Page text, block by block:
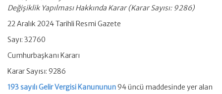
Değişiklik Yapılması Hakkında Karar (Karar Sayısı: 9286)
22 Aralık 2024 Tarihli Resmi Gazete
Sayı: 32760
Cumhurbaşkanı Kararı
Karar Sayısı: 9286
193 sayılı Gelir Vergisi Kanununun94 üncü maddesinde yer alan